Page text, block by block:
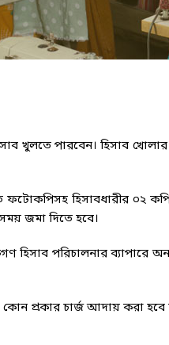
খুলতে পারবেন। হিসাব খোলার
ফটোকপিসহ হিসাবধারীর ০২
জমা দিতে হবে।
হিসাব পরিচালনার ব্যাপারে
কোন প্রকার চার্জ আদায় করা হবে